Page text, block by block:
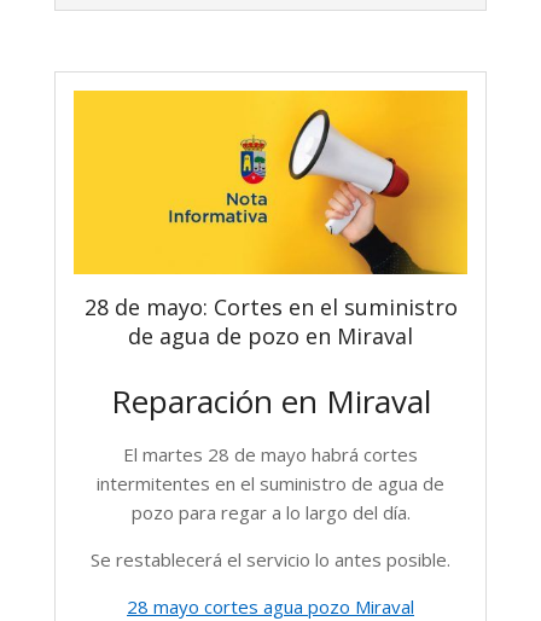
28 de mayo: Cortes en el suministro
de agua de pozo en Miraval
Reparación en Miraval
El martes 28 de mayo habrá cortes
intermitentes en el suministro de agua de
pozo para regar a lo largo del día.
Se restablecerá el servicio lo antes posible.
28 mayo cortes agua pozo Miraval